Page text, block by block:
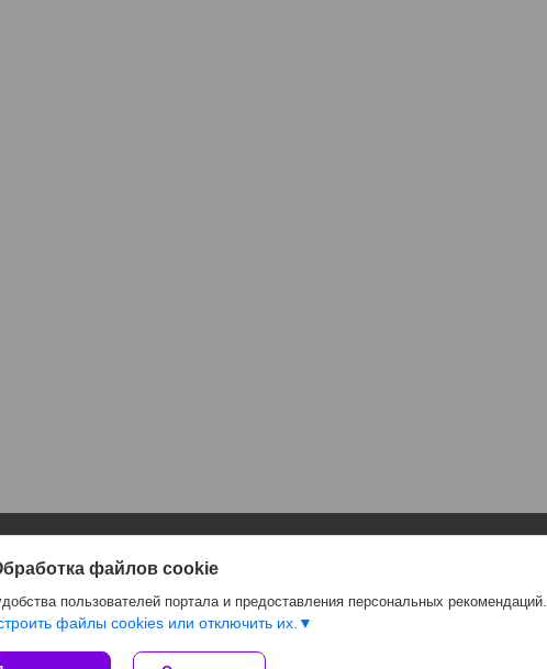
Отзывы
файлов cookie
пользователей портала и предоставления персональных рекомендаций.
файлы cookies или отключить их.